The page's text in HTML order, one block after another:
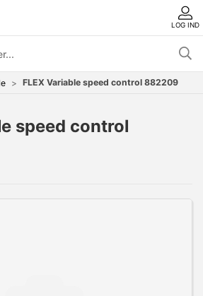
LOG IND
FLEX Variable speed control 882209
speed control